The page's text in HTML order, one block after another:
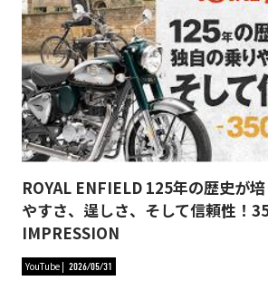
ROYAL ENFIELD 125年の歴史が
やすさ、逞しさ、そして信頼性！
IMPRESSION
YouTube 2026/05/31